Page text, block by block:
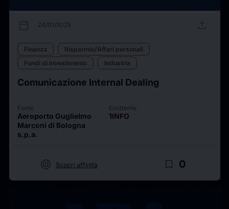
calendar_today 24/01/2025 upload
Finanza
Risparmio/Affari personali
Fondi di investimento
Industria
Comunicazione Internal Dealing
Fonte
Aeroporto Guglielmo
Marconi di Bologna
s.p.a.
Emittente
1INFO
target Scopri affinità bookmark_border 0